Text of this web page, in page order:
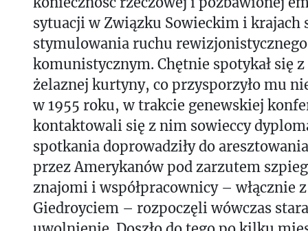
sytuacji w Związku Sowieckim i krajach
stymulowania ruchu
komunistycznym. Chętnie spotykał się
żelaznej kurtyny, co przysporzyło mu
w 1955 roku, w trakcie genewskiej
kontaktowali się z nim sowieccy
spotkania doprowadziły do
przez Amerykanów pod zarzutem
znajomi i współpracownicy – włącznie
Giedroyciem – rozpoczęli wówczas